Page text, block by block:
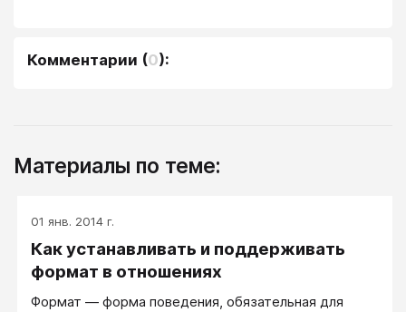
Комментарии (0):
Материалы по теме:
01 янв. 2014 г.
Как устанавливать и поддерживать
формат в отношениях
Формат — форма поведения, обязательная для